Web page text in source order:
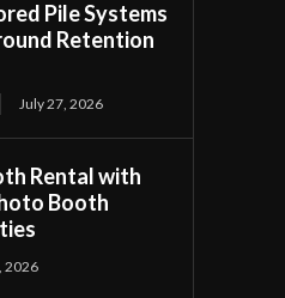
Pile Systems
Retention
July 27, 2026
Rental with
Booth
2026